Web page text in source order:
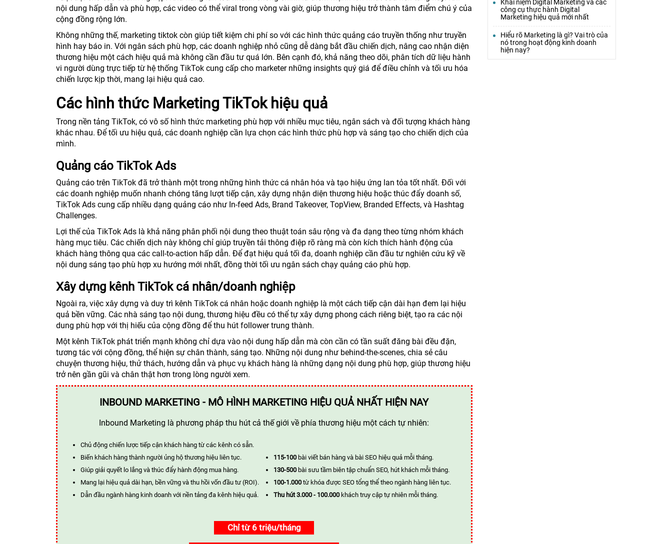
nội dung hấp dẫn và phù hợp, các video có thể viral trong vòng vài giờ, giúp thương hiệu trở thành tâm điểm chú ý của
cộng đồng rộng lớn.
Không những thế, marketing tiktok còn giúp tiết kiệm chi phí so với các hình thức quảng cáo truyền thống như truyền
hình hay báo in. Với ngân sách phù hợp, các doanh nghiệp nhỏ cũng dễ dàng bắt đầu chiến dịch, nâng cao nhận diện
thương hiệu một cách hiệu quả mà không cần đầu tư quá lớn. Bên cạnh đó, khả năng theo dõi, phân tích dữ liệu hành
vi người dùng trực tiếp từ hệ thống TikTok cung cấp cho marketer những insights quý giá để điều chỉnh và tối ưu hóa
chiến lược kịp thời, mang lại hiệu quả cao.
Các hình thức Marketing TikTok hiệu quả
Trong nền tảng TikTok, có vô số hình thức marketing phù hợp với nhiều mục tiêu, ngân sách và đối tượng khách hàng
khác nhau. Để tối ưu hiệu quả, các doanh nghiệp cần lựa chọn các hình thức phù hợp và sáng tạo cho chiến dịch của
mình.
Quảng cáo TikTok Ads
Quảng cáo trên TikTok đã trở thành một trong những hình thức cá nhân hóa và tạo hiệu ứng lan tỏa tốt nhất. Đối với
các doanh nghiệp muốn nhanh chóng tăng lượt tiếp cận, xây dựng nhận diện thương hiệu hoặc thúc đẩy doanh số,
TikTok Ads cung cấp nhiều dạng quảng cáo như In-feed Ads, Brand Takeover, TopView, Branded Effects, và Hashtag
Challenges.
Lợi thế của TikTok Ads là khả năng phân phối nội dung theo thuật toán sâu rộng và đa dạng theo từng nhóm khách
hàng mục tiêu. Các chiến dịch này không chỉ giúp truyền tải thông điệp rõ ràng mà còn kích thích hành động của
khách hàng thông qua các call-to-action hấp dẫn. Để đạt hiệu quả tối đa, doanh nghiệp cần đầu tư nghiên cứu kỹ về
nội dung sáng tạo phù hợp xu hướng mới nhất, đồng thời tối ưu ngân sách chạy quảng cáo phù hợp.
Xây dựng kênh TikTok cá nhân/doanh nghiệp
Ngoài ra, việc xây dựng và duy trì kênh TikTok cá nhân hoặc doanh nghiệp là một cách tiếp cận dài hạn đem lại hiệu
quả bền vững. Các nhà sáng tạo nội dung, thương hiệu đều có thể tự xây dựng phong cách riêng biệt, tạo ra các nội
dung phù hợp với thị hiếu của cộng đồng để thu hút follower trung thành.
Một kênh TikTok phát triển mạnh không chỉ dựa vào nội dung hấp dẫn mà còn cần có tần suất đăng bài đều đặn,
tương tác với cộng đồng, thể hiện sự chân thành, sáng tạo. Những nội dung như behind-the-scenes, chia sẻ câu
chuyện thương hiệu, thử thách, hướng dẫn và phục vụ khách hàng là những dạng nội dung phù hợp, giúp thương hiệu
trở nên gần gũi và chân thật hơn trong lòng người xem.
INBOUND MARKETING - MÔ HÌNH MARKETING HIỆU QUẢ NHẤT HIỆN NAY
Inbound Marketing là phương pháp thu hút cả thế giới về phía thương hiệu một cách tự nhiên:
Chủ động chiến lược tiếp cận khách hàng từ các kênh có sẵn.
Biến khách hàng thành người ủng hộ thương hiệu liên tục.
Giúp giải quyết lo lắng và thúc đẩy hành động mua hàng.
Mang lại hiệu quả dài hạn, bền vững và thu hồi vốn đầu tư (ROI).
Dẫn đầu ngành hàng kinh doanh với nền tảng đa kênh hiệu quả.
115-100 bài viết bán hàng và bài SEO hiệu quả mỗi tháng.
130-500 bài sưu tầm biên tập chuẩn SEO, hút khách mỗi tháng.
100-1.000 từ khóa được SEO tổng thể theo ngành hàng liên tục.
Thu hút 3.000 - 100.000 khách truy cập tự nhiên mỗi tháng.
Chỉ từ 6 triệu/tháng
Khái niệm Digital Marketing và các
công cụ thực hành Digital
Marketing hiệu quả mới nhất
Hiểu rõ Marketing là gì? Vai trò của
nó trong hoạt động kinh doanh
hiện nay?